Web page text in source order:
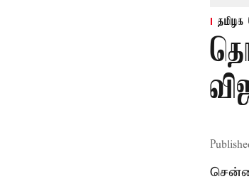
தமிழக